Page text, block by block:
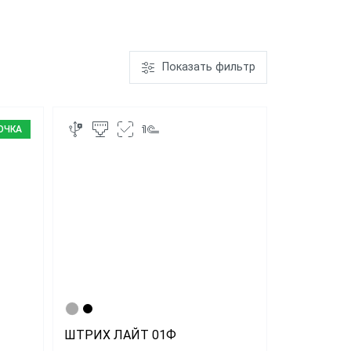
ШТРИХ-М-01Ф
Показать фильтр
ШТРИХ ЛАЙТ 01Ф